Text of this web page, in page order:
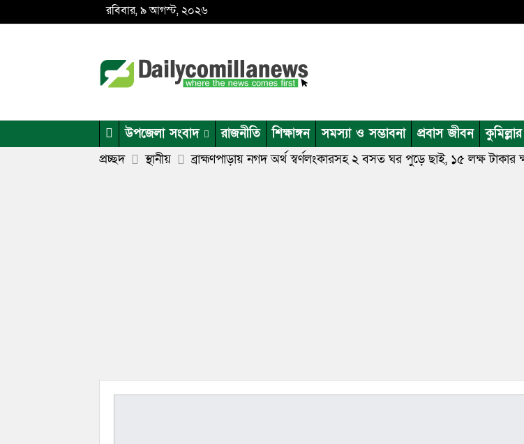
রবিবার, ৯ আগস্ট, ২০২৬
উপজেলা সংবাদ রাজনীতি শিক্ষাঙ্গন সমস্যা ও সম্ভাবনা প্রবাস জীবন
প্রচ্ছদ
স্থানীয় ব্রাহ্মণপাড়ায় নগদ অর্থ স্বর্ণলংকারসহ ২ বসত ঘর পুড়ে ছাই, ১৫ লক্ষ টাকার